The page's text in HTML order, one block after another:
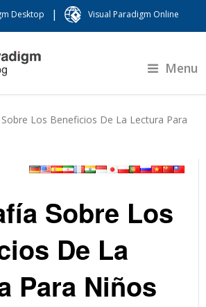
Desktop | Visual Paradigm Online
Menu
Los Beneficios De La Lectura Para
Sobre Los
De La
Para Niños